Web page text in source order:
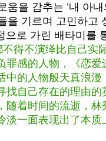
움을 감추는 ‘내
을 기르며 고민하
로 가린 배타미
得不演绎比自己
感的人物，《恋
的人物般天真浪
自己存在的理由
着时间的流逝，
一面表现出了本